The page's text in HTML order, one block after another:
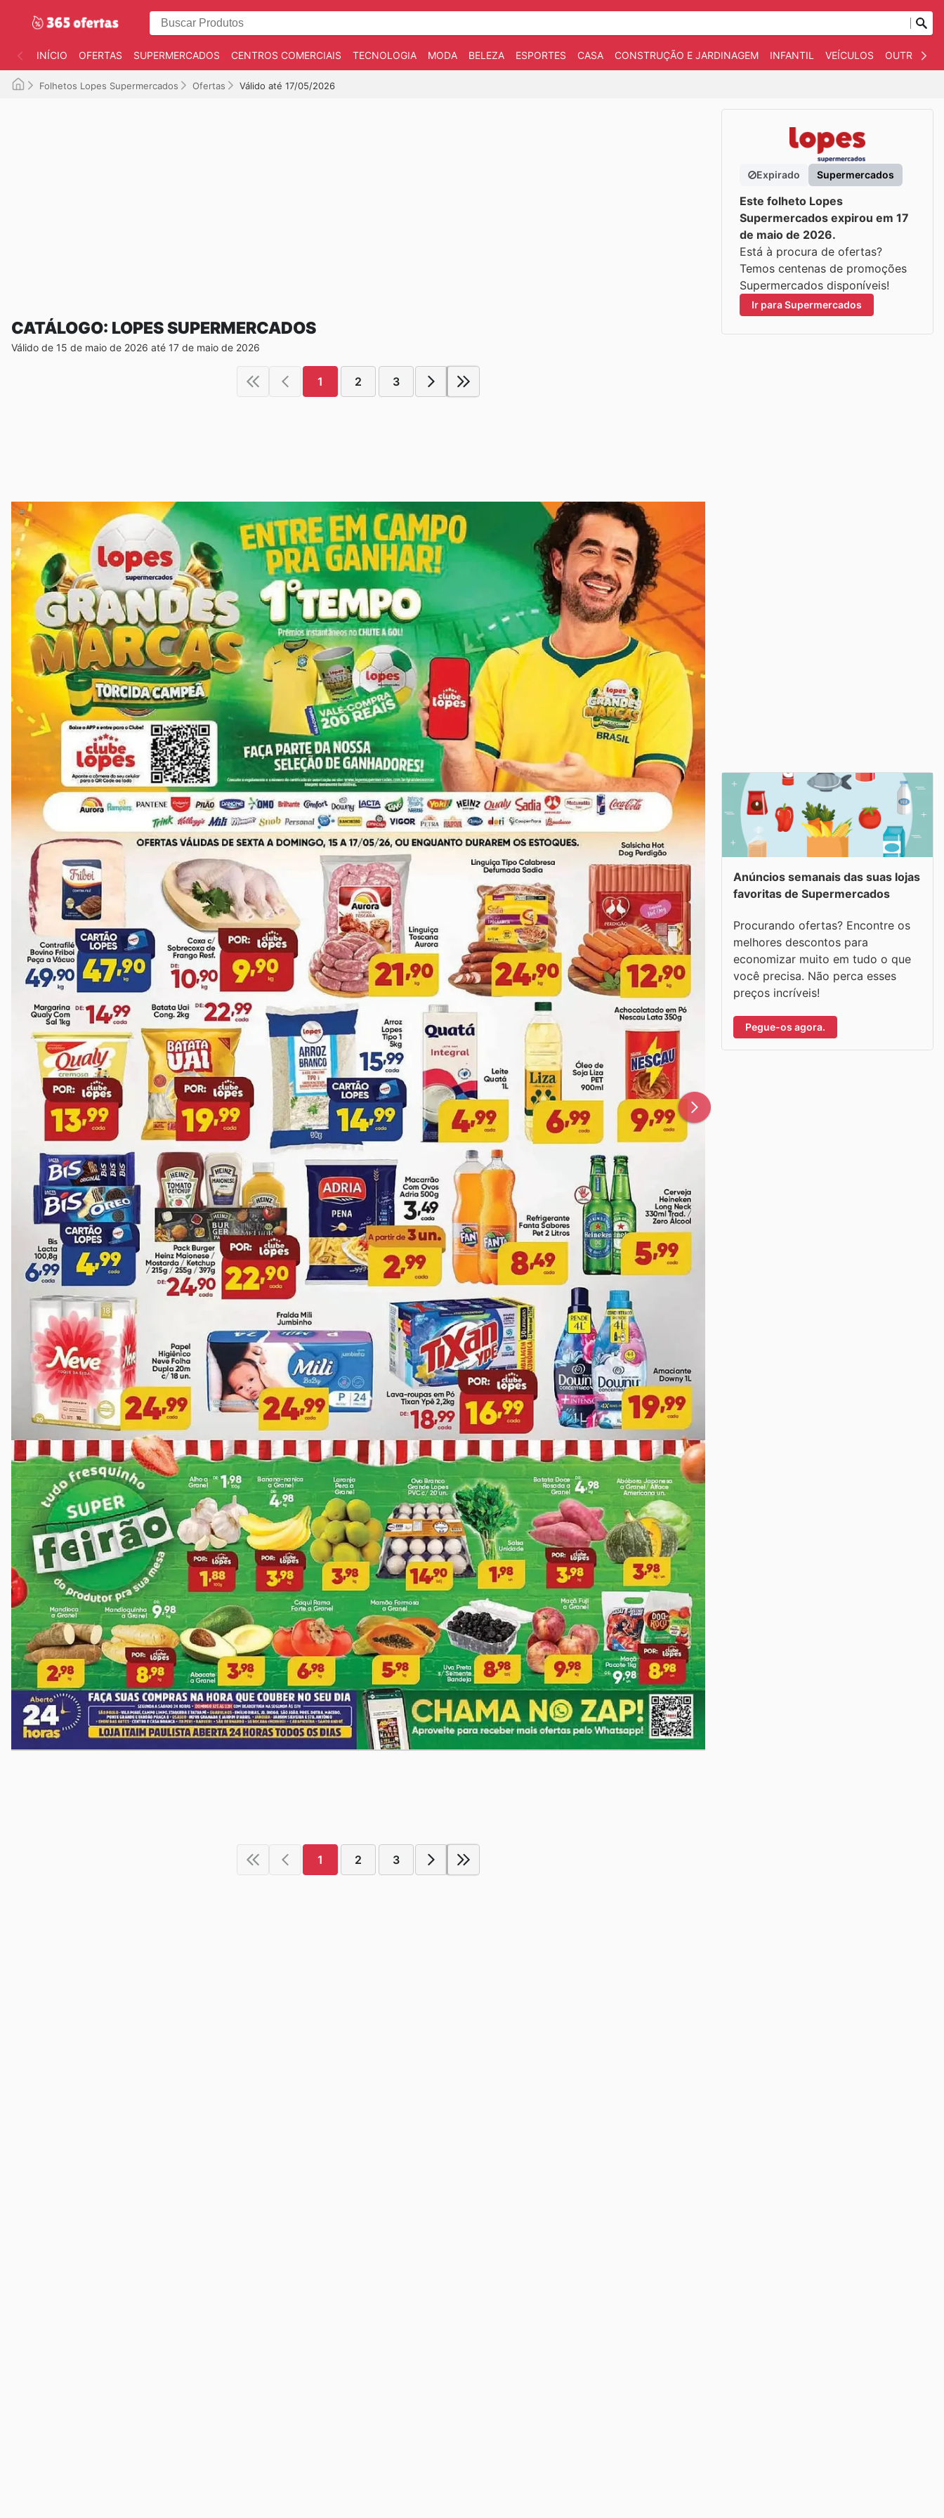
INÍCIO OFERTAS SUPERMERCADOS CENTROS COMERCIAIS TECNOLOGIA MODA BELEZA ESPORTES CASA CONSTRUÇÃO E JARDINAGEM INFANTIL VEÍCULOS OUTROS
Folhetos Lopes Supermercados Ofertas Válido até 17/05/2026
CATÁLOGO: LOPES SUPERMERCADOS
Válido de 15 de maio de 2026 até 17 de maio de 2026
1 2 3
1 2 3
Expirado Supermercados
Este folheto Lopes
Supermercados expirou em 17
de maio de 2026.
Está à procura de ofertas?
Temos centenas de promoções
Supermercados disponíveis!
Ir para Supermercados
Anúncios semanais das suas lojas
favoritas de Supermercados
Procurando ofertas? Encontre os
melhores descontos para
economizar muito em tudo o que
você precisa. Não perca esses
preços incríveis!
Pegue-os agora.